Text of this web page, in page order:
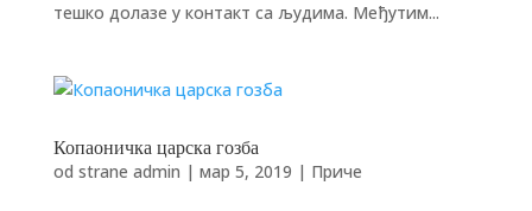
тешко долазе у контакт са људима. Међутим...
Копаоничка царска гозба
od strane admin | мар 5, 2019 | Приче